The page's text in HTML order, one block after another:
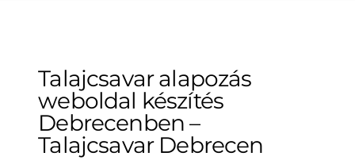
Talajcsavar alapozás
weboldal készítés
Debrecenben –
Talajcsavar Debrecen